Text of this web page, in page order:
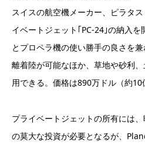
スイスの航空機メーカー、ピラタ
イベートジェット｢PC-24｣の納入
とプロペラ機の使い勝手の良さを
離着陸が可能なほか、草地や砂利
用できる。価格は890万ドル（約10
プライベートジェットの所有には
の莫大な投資が必要となるが、